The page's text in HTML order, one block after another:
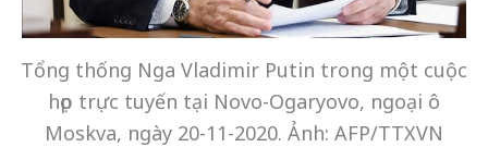
Tổng thống Nga Vladimir Putin trong một cuộc
họp trực tuyến tại Novo-Ogaryovo, ngoại ô
Moskva, ngày 20-11-2020. Ảnh: AFP/TTXVN